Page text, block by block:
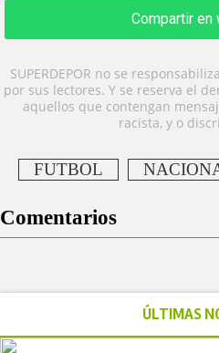
Compartir en
SUPERDEPOR no se
por sus lectores. Y se reserva el
aquellos que contengan
racista, y o
FUTBOL
Comentarios
ÚLTIMAS